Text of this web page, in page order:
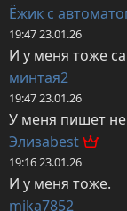
Ёжик с
19:47 23.01.26
И у меня тоже
минтая2
19:47 23.01.26
У меня пишет
Элизаbest
19:16 23.01.26
И у меня тоже.
mika7852